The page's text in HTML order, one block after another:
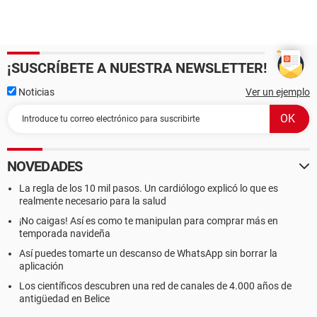
¡SUSCRÍBETE A NUESTRA NEWSLETTER!
Noticias Ver un ejemplo
NOVEDADES
La regla de los 10 mil pasos. Un cardiólogo explicó lo que es
realmente necesario para la salud
¡No caigas! Así es como te manipulan para comprar más en
temporada navideña
Así puedes tomarte un descanso de WhatsApp sin borrar la
aplicación
Los científicos descubren una red de canales de 4.000 años de
antigüedad en Belice